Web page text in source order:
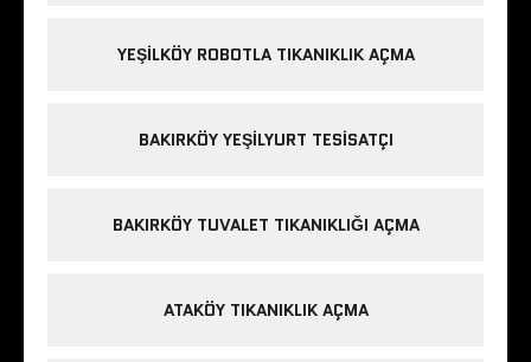
YEŞILKÖY ROBOTLA TIKANIKLIK AÇMA
BAKIRKÖY YEŞILYURT TESISATÇI
BAKIRKÖY TUVALET TIKANIKLIĞI AÇMA
ATAKÖY TIKANIKLIK AÇMA